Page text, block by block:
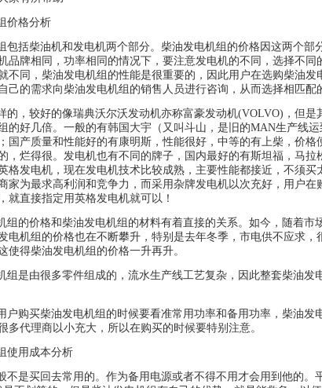
价格分析
包括柴油机和发电机两个部分。柴油发电机组的价格因这两个部
品牌相同，功率相同的情况下，要注意发电机的不同，选择不同
不同，柴油发电机组的性能是很重要的，因此用户在选购柴油发
己的需求向柴油发电机组的销售人员进行咨询，从而选择相匹配
的，较好的像瑞典沃尔沃发动机亦称富豪发动机(VOLVO)，但是
的好几倍。一般的有韩国大宇（又叫斗山，是旧的MAN生产线
国产质量和性能好的有康明斯，性能很好，中等的有上柴，价格
，烂得很。发电机也有不同的牌子，国内最好的有斯坦福，马拉
格发电机，现在发电机技术比较成熟，主要性能都接近，不须买
家为最求高利润和竞争力，而采用杂牌发电机以次充好，用户在
就直接指定用英格发电机就可以！
组的价格和柴油发电机组的材料有着直接的关系。如今，随着市
电机组的价格也在不断攀升，特别是去年冬季，市电供不应求，
使得柴油发电机组的价格一升再升。
组是由很多零件组成的，流水生产线工艺复杂，因此整套柴油发
户购买柴油发电机组的时候要看准常用功率和备用功率，柴油发
多代理商以小充大，所以在购买的时候要特别注意。
使用成本分析
不是买回去常用的。作为备用电源或者不得不用才会用到他的。